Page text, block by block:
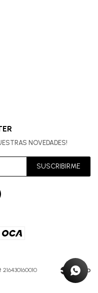
NOVEDADES!
SUSCRIBIRME